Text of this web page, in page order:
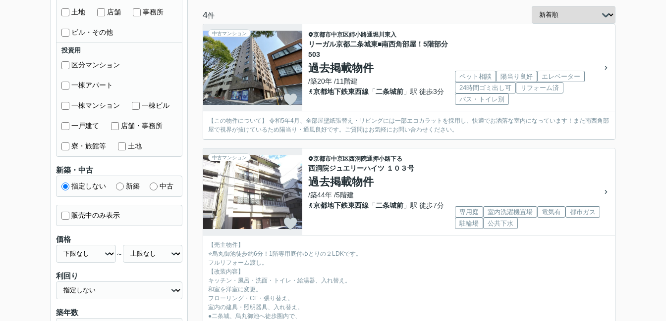
4件
中古マンション 京都市中京区姉小路通堀川東入
リーガル京都二条城東■南西角部屋！5階部分
503
過去掲載物件
/築20年 /11階建
京都地下鉄東西線 「二条城前 」駅 徒歩3分
ペット相談 陽当り良好
エレベーター
24時間ゴミ出し可
リフォーム済
バス・トイレ別
【この物件について】 令和5年4月、全部屋壁紙張替え・リビングには一部エコカラットを採用し、快適でお洒落な室内になっています！また南西角部
屋で視界が抜けているため陽当り・通風良好です。ご質問はお気軽にお問い合わせください。
中古マンション 京都市中京区西洞院通押小路下る
西洞院ジュエリーハイツ １０３号
過去掲載物件
/築44年 /5階建
京都地下鉄東西線 「二条城前 」駅 徒歩7分
専用庭 室内洗濯機置場 電気有
都市ガス
駐輪場
公共下水
【売主物件】
⭐️烏丸御池徒歩約6分！1階専用庭付ゆとりの２LDKです。
フルリフォーム渡し。
【改装内容】
キッチン・風呂・洗面・トイレ・給湯器、入れ替え。
和室を洋室に変更。
フローリング・CF・張り替え。
室内の建具・照明器具、入れ替え。
●二条城、烏丸御池へ徒歩圏内で、
土地 店舗 事務所
ビル・その他
投資用
区分マンション
一棟アパート
一棟マンション 一棟ビル
一戸建て 店舗・事務所
寮・旅館等 土地
新築・中古
指定しない 新築 中古
販売中のみ表示
価格
～
利回り
築年数